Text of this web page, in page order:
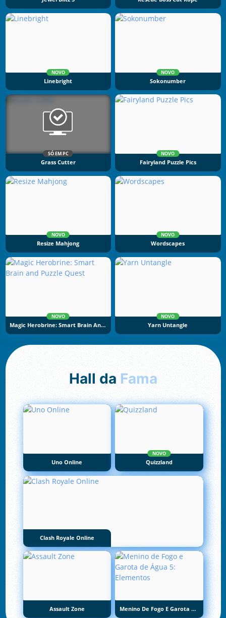
NOVO
Linebright
NOVO
Sokonumber
SÓ EM PC
Grass Cutter
NOVO
Fairyland Puzzle Pics
NOVO
Resize Mahjong
NOVO
Wordscapes
NOVO
Magic Herobrine: Smart Brain And Puzzle Quest
NOVO
Yarn Untangle
Hall da Fama
Uno Online
NOVO
Quizzland
Clash Royale Online
Assault Zone Menino De Fogo E Garota De Água 5: Elementos